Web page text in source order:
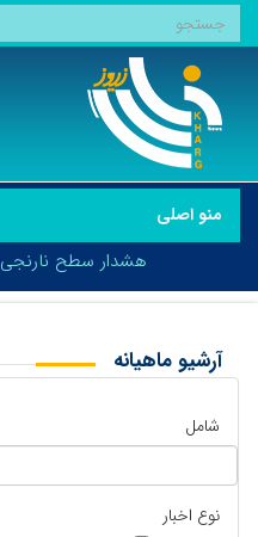
منو اصلی
هشدار سطح
آرشیو ماهیانه
شامل
نوع اخبار